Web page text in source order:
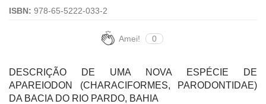
ISBN: 978-65-5222-033-2
Amei! 0
DESCRIÇÃO DE UMA NOVA ESPÉCIE DE
APAREIODON (CHARACIFORMES, PARODONTIDAE)
DA BACIA DO RIO PARDO, BAHIA